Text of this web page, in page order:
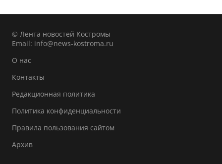
© Лента новостей Костромы
Email: info@news-kostroma.ru
О нас
Контакты
Редакционная политика
Политика конфиденциальности
Правила пользования сайтом
Архив